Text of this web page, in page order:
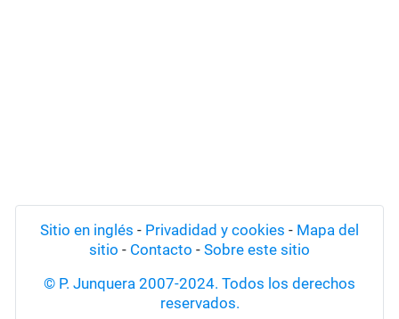
Sitio en inglés - Privadidad y cookies - Mapa del
sitio - Contacto - Sobre este sitio
© P. Junquera 2007-2024. Todos los derechos
reservados.